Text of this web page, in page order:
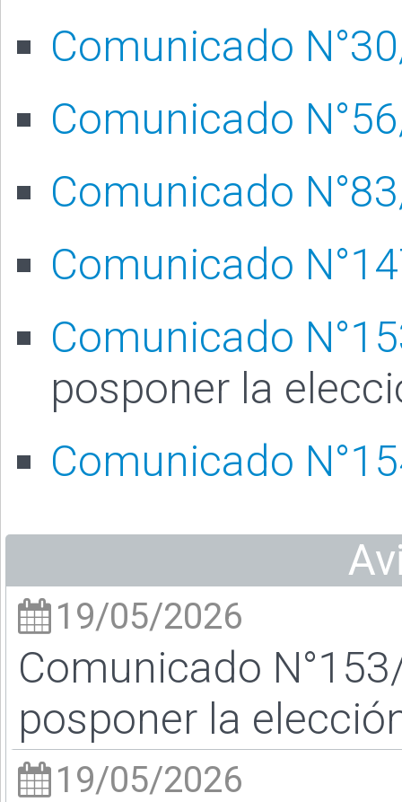
Comunicado
Comunicado
Comunicado
Comunicado
Comunicado
posponer la
Comunicado
19/05/2026
Comunicado
posponer la
19/05/2026